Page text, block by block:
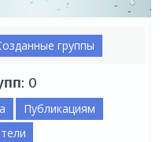
группы
0
Публикациям